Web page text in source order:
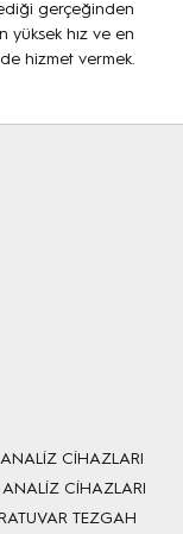
gerçeğinden
yüksek hız ve en
hizmet vermek.
CİHAZLARI
ANALİZ CİHAZLARI
TEZGAH